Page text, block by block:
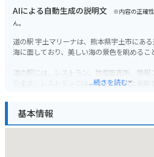
AIによる自動生成の説明文 ※内容の正確
ん。
道の駅 宇土マリーナは、熊本県宇土市にあ
海に面しており、美しい海の景色を眺めるこ
道の駅には、レストラン、物産販売所、情報
ります。レストランでは、地元でとれた新鮮
ーナーでは、観光案内などを受けることがで
...続きを読む
基本情報